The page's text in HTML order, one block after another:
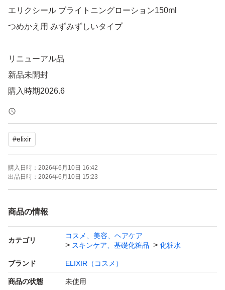
エリクシール ブライトニングローション150ml
つめかえ用 みずみずしいタイプ
リニューアル品
新品未開封
購入時期2026.6
#elixir
購入日時： 2026年6月10日 16:42
出品日時： 2026年6月10日 15:23
商品の情報
カテゴリ
コスメ、美容、ヘアケア
スキンケア、基礎化粧品
化粧水
ブランド ELIXIR（コスメ）
商品の状態 未使用